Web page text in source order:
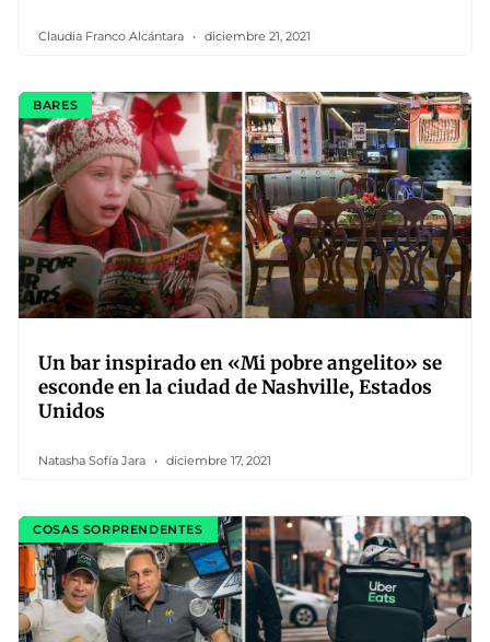
Claudia Franco Alcántara diciembre 21, 2021
BARES
Un bar inspirado en «Mi pobre angelito» se
esconde en la ciudad de Nashville, Estados
Unidos
Natasha Sofía Jara diciembre 17, 2021
COSAS SORPRENDENTES